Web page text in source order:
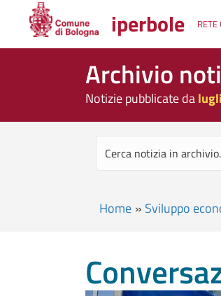
iperbole RETE
Archivio
Notizie pubblicate da
Home » Sviluppo